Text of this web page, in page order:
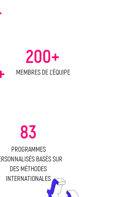
200+
MEMBRES DE L'ÉQUIPE
83
PROGRAMMES
BASÉS SUR
DES MÉTHODES
INTERNATIONALES